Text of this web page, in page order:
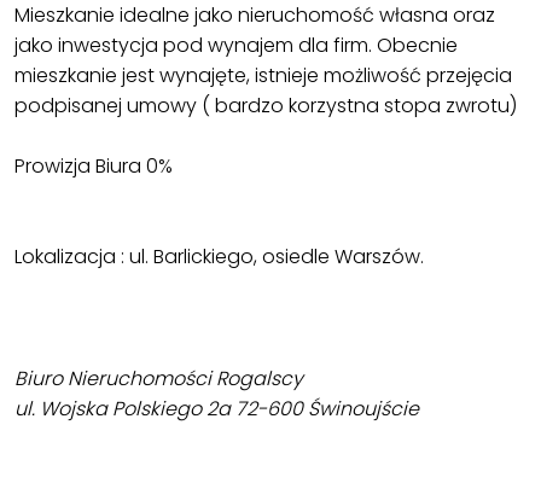
Mieszkanie idealne jako nieruchomość własna oraz
jako inwestycja pod wynajem dla firm. Obecnie
mieszkanie jest wynajęte, istnieje możliwość przejęcia
podpisanej umowy ( bardzo korzystna stopa zwrotu)
Prowizja Biura 0%
Lokalizacja : ul. Barlickiego, osiedle Warszów.
Biuro Nieruchomości Rogalscy
ul. Wojska Polskiego 2a 72-600 Świnoujście